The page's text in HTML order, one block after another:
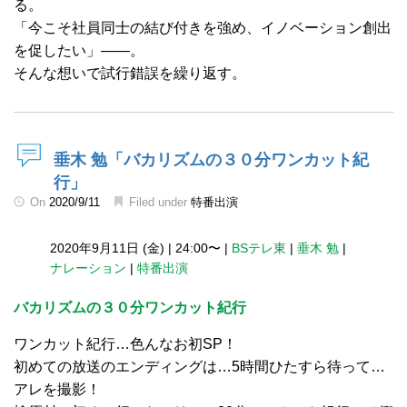
る。
「今こそ社員同士の結び付きを強め、イノベーション創出
を促したい」――。
そんな想いで試行錯誤を繰り返す。
垂木 勉「バカリズムの３０分ワンカット紀
行」
On 2020/9/11 Filed under 特番出演
2020年9月11日 (金) | 24:00〜 | BSテレ東 | 垂木 勉 |
ナレーション | 特番出演
バカリズムの３０分ワンカット紀行
ワンカット紀行…色んなお初SP！
初めての放送のエンディングは…5時間ひたすら待って…
アレを撮影！